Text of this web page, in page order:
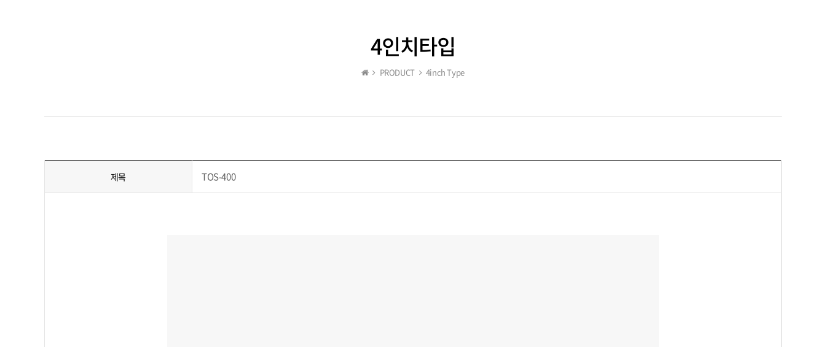
4인치타입
PRODUCT 4inch Type
제목 TOS-400